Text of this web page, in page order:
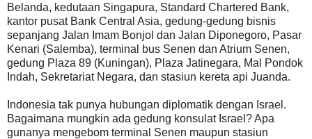
Belanda, kedutaan Singapura, Standard Chartered Bank,
kantor pusat Bank Central Asia, gedung-gedung bisnis
sepanjang Jalan Imam Bonjol dan Jalan Diponegoro, Pasar
Kenari (Salemba), terminal bus Senen dan Atrium Senen,
gedung Plaza 89 (Kuningan), Plaza Jatinegara, Mal Pondok
Indah, Sekretariat Negara, dan stasiun kereta api Juanda.
Indonesia tak punya hubungan diplomatik dengan Israel.
Bagaimana mungkin ada gedung konsulat Israel? Apa
gunanya mengebom terminal Senen maupun stasiun